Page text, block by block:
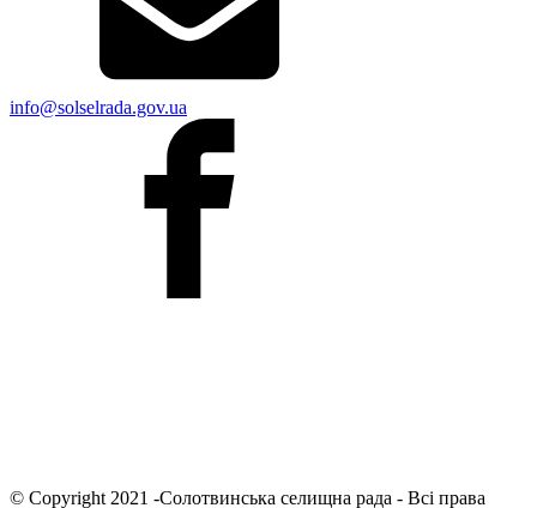
info@solselrada.gov.ua
© Copyright 2021 -Солотвинська селищна рада - Всі права